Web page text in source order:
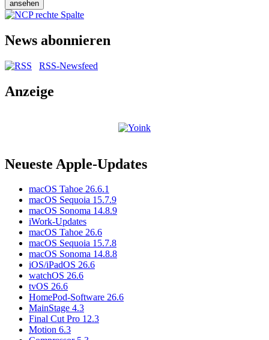
News abonnieren
RSS-Newsfeed
Anzeige
Neueste Apple-Updates
macOS Tahoe 26.6.1
macOS Sequoia 15.7.9
macOS Sonoma 14.8.9
iWork-Updates
macOS Tahoe 26.6
macOS Sequoia 15.7.8
macOS Sonoma 14.8.8
iOS/iPadOS 26.6
watchOS 26.6
tvOS 26.6
HomePod-Software 26.6
MainStage 4.3
Final Cut Pro 12.3
Motion 6.3